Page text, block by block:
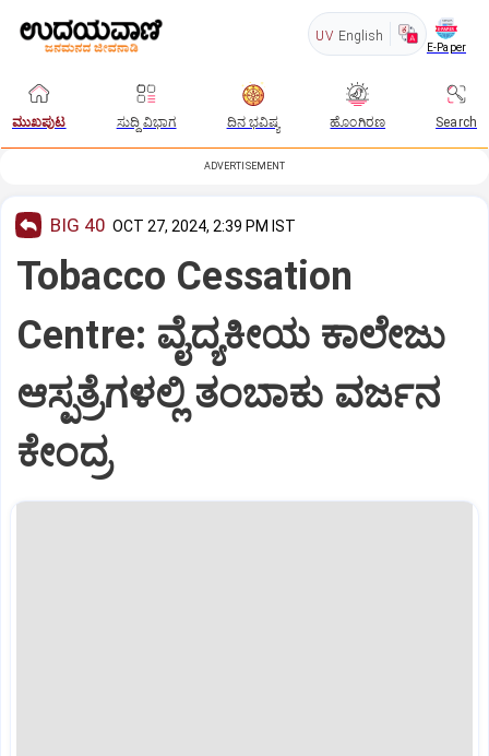
UV English
E-Paper
ಮುಖಪುಟ ಸುದ್ದಿ ವಿಭಾಗ ದಿನ ಭವಿಷ್ಯ ಹೊಂಗಿರಣ Search
ADVERTISEMENT
BIG 40 OCT 27, 2024, 2:39 PM IST
Tobacco Cessation
Centre: ವೈದ್ಯಕೀಯ ಕಾಲೇಜು
ಆಸ್ಪತ್ರೆಗಳಲ್ಲಿ ತಂಬಾಕು ವರ್ಜನ
ಕೇಂದ್ರ